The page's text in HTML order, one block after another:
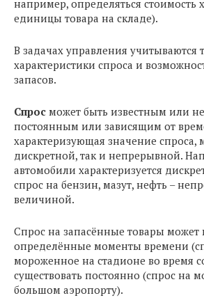
например, определяться стоимость
единицы товара на складе).
В задачах управления учитываются
характеристики спроса и
запасов.
Спрос может быть известным или
постоянным или зависящим от
характеризующая значение спроса,
дискретной, так и непрерывной.
автомобили характеризуется
спрос на бензин, мазут, нефть –
величиной.
Спрос на запасённые товары может
определённые моменты времени
мороженное на стадионе во время
существовать постоянно (спрос на
большом аэропорту).